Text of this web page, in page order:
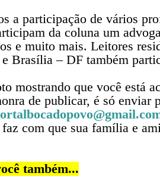
a participação de vários
da coluna um
e muito mais. Leitores
Brasília – DF também
mostrando que você está
de publicar, é só enviar
com que sua família e
também...